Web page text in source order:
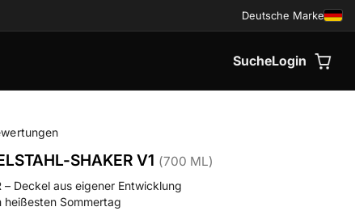
Deutsche Marke
SucheLogin
SHAKER V1 (700 ML)
– Deckel aus eigener Entwicklung
heißesten Sommertag